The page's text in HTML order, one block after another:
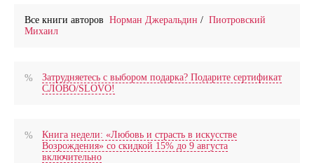
Все книги авторов Норман Джеральдин / Пиотровский
Михаил
Затрудняетесь с выбором подарка? Подарите сертификат
СЛОВО/SLOVO!
Книга недели: «Любовь и страсть в искусстве
Возрождения» со скидкой 15% до 9 августа
включительно